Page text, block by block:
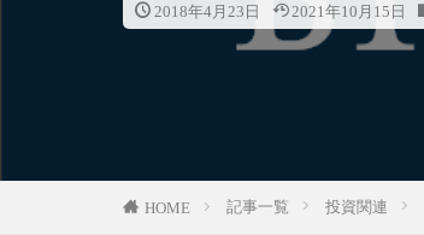
2018年4月23日 2021年10月15日
HOME 記事一覧 投資関連